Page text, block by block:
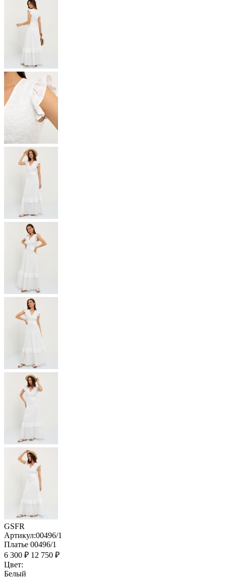
GSFR
Артикул:00496/1
Платье 00496/1
6 300 ₽ 12 750 ₽
Цвет:
Белый